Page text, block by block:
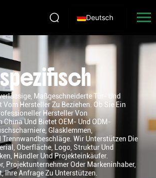
Deutsch
Maßgeschneiderte Tür- Und
Hersteller Zu Beziehen. Ob Sie Ein
Hersteller Von
China Und Bietet OEM- Und ODM-
Glasklemmen,
Trennwandbeschläge. Wir Unterstützen Die
Oberfläche, Logo, Struktur Und
Händler Und Projekteinkäufer.
Projektunternehmer Oder Markeninhaber,
Ihre Anfrage Zu Unterstützen.